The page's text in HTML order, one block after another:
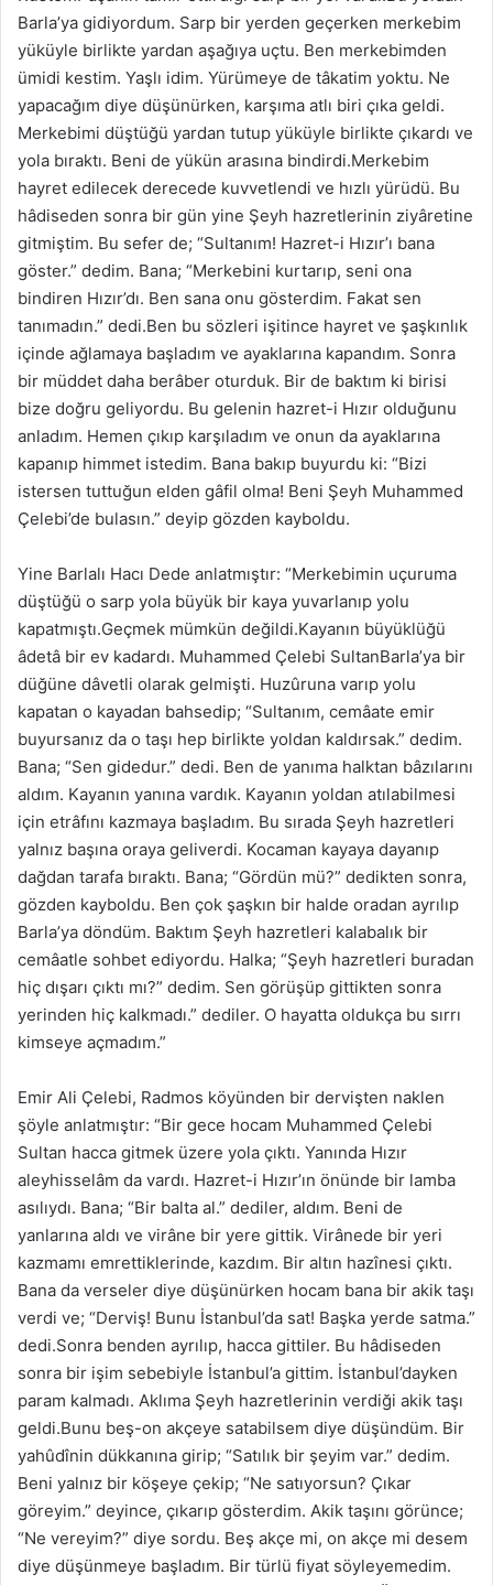
Barla’ya gidiyordum. Sarp bir yerden geçerken merkebim
yüküyle birlikte yardan aşağıya uçtu. Ben merkebimden
ümidi kestim. Yaşlı idim. Yürümeye de tâkatim yoktu. Ne
yapacağım diye düşünürken, karşıma atlı biri çıka geldi.
Merkebimi düştüğü yardan tutup yüküyle birlikte çıkardı ve
yola bıraktı. Beni de yükün arasına bindirdi.Merkebim
hayret edilecek derecede kuvvetlendi ve hızlı yürüdü. Bu
hâdiseden sonra bir gün yine Şeyh hazretlerinin ziyâretine
gitmiştim. Bu sefer de; “Sultanım! Hazret-i Hızır’ı bana
göster.” dedim. Bana; “Merkebini kurtarıp, seni ona
bindiren Hızır’dı. Ben sana onu gösterdim. Fakat sen
tanımadın.” dedi.Ben bu sözleri işitince hayret ve şaşkınlık
içinde ağlamaya başladım ve ayaklarına kapandım. Sonra
bir müddet daha berâber oturduk. Bir de baktım ki birisi
bize doğru geliyordu. Bu gelenin hazret-i Hızır olduğunu
anladım. Hemen çıkıp karşıladım ve onun da ayaklarına
kapanıp himmet istedim. Bana bakıp buyurdu ki: “Bizi
istersen tuttuğun elden gâfil olma! Beni Şeyh Muhammed
Çelebi’de bulasın.” deyip gözden kayboldu.
Yine Barlalı Hacı Dede anlatmıştır: “Merkebimin uçuruma
düştüğü o sarp yola büyük bir kaya yuvarlanıp yolu
kapatmıştı.Geçmek mümkün değildi.Kayanın büyüklüğü
âdetâ bir ev kadardı. Muhammed Çelebi SultanBarla’ya bir
düğüne dâvetli olarak gelmişti. Huzûruna varıp yolu
kapatan o kayadan bahsedip; “Sultanım, cemâate emir
buyursanız da o taşı hep birlikte yoldan kaldırsak.” dedim.
Bana; “Sen gidedur.” dedi. Ben de yanıma halktan bâzılarını
aldım. Kayanın yanına vardık. Kayanın yoldan atılabilmesi
için etrâfını kazmaya başladım. Bu sırada Şeyh hazretleri
yalnız başına oraya geliverdi. Kocaman kayaya dayanıp
dağdan tarafa bıraktı. Bana; “Gördün mü?” dedikten sonra,
gözden kayboldu. Ben çok şaşkın bir halde oradan ayrılıp
Barla’ya döndüm. Baktım Şeyh hazretleri kalabalık bir
cemâatle sohbet ediyordu. Halka; “Şeyh hazretleri buradan
hiç dışarı çıktı mı?” dedim. Sen görüşüp gittikten sonra
yerinden hiç kalkmadı.” dediler. O hayatta oldukça bu sırrı
kimseye açmadım.”
Emir Ali Çelebi, Radmos köyünden bir dervişten naklen
şöyle anlatmıştır: “Bir gece hocam Muhammed Çelebi
Sultan hacca gitmek üzere yola çıktı. Yanında Hızır
aleyhisselâm da vardı. Hazret-i Hızır’ın önünde bir lamba
asılıydı. Bana; “Bir balta al.” dediler, aldım. Beni de
yanlarına aldı ve virâne bir yere gittik. Virânede bir yeri
kazmamı emrettiklerinde, kazdım. Bir altın hazînesi çıktı.
Bana da verseler diye düşünürken hocam bana bir akik taşı
verdi ve; “Derviş! Bunu İstanbul’da sat! Başka yerde satma.”
dedi.Sonra benden ayrılıp, hacca gittiler. Bu hâdiseden
sonra bir işim sebebiyle İstanbul’a gittim. İstanbul’dayken
param kalmadı. Aklıma Şeyh hazretlerinin verdiği akik taşı
geldi.Bunu beş-on akçeye satabilsem diye düşündüm. Bir
yahûdînin dükkanına girip; “Satılık bir şeyim var.” dedim.
Beni yalnız bir köşeye çekip; “Ne satıyorsun? Çıkar
göreyim.” deyince, çıkarıp gösterdim. Akik taşını görünce;
“Ne vereyim?” diye sordu. Beş akçe mi, on akçe mi desem
diye düşünmeye başladım. Bir türlü fiyat söyleyemedim.